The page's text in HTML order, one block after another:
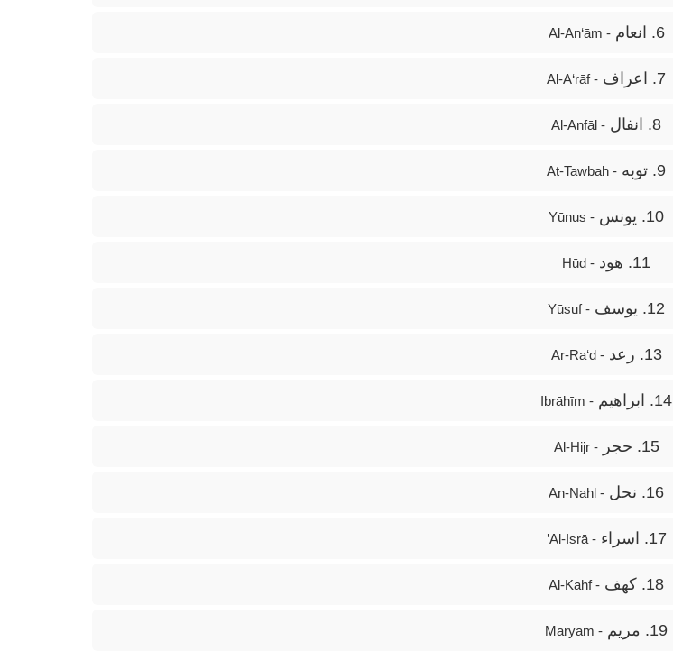
6. انعام - Al-An‘ām
7. اعراف - Al-A‘rāf
8. انفال - Al-Anfāl
9. توبه - At-Tawbah
10. یونس - Yūnus
11. هود - Hūd
12. یوسف - Yūsuf
13. رعد - Ar-Ra‘d
14. ابراهیم - Ibrāhīm
15. حجر - Al-Hijr
16. نحل - An-Nahl
17. اسراء - Al-Isrā’
18. کهف - Al-Kahf
19. مریم - Maryam